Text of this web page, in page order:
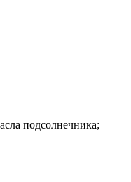
подсолнечника;